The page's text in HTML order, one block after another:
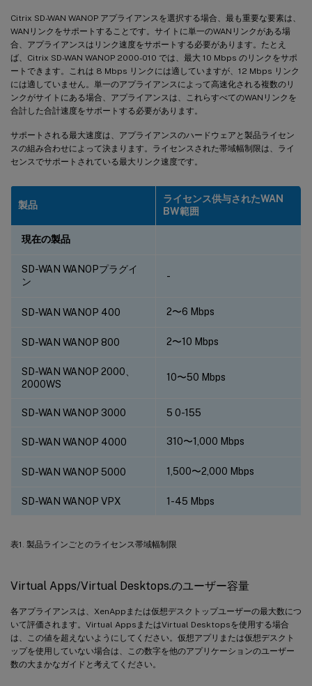
Citrix SD-WAN WANOP アプライアンスを選択する場合、最も重要な要素は、
WANリンクをサポートすることです。サイトに単一のWANリンクがある場
合、アプライアンスはリンク速度をサポートする必要があります。たとえ
ば、Citrix SD-WAN WANOP 2000-010 では、最大 10 Mbps のリンクをサポ
ートできます。これは 8 Mbps リンクには適していますが、12 Mbps リンク
には適していません。単一のアプライアンスによって高速化される複数のリ
ンクがサイトにある場合、アプライアンスは、これらすべてのWANリンクを
合計した合計速度をサポートする必要があります。
サポートされる最大速度は、アプライアンスのハードウェアと製品ライセン
スの組み合わせによって決まります。ライセンスされた帯域幅制限は、ライ
センスでサポートされている最大リンク速度です。
製品
ライセンス供与されたWAN
BW範囲
現在の製品
SD-WAN WANOPプラグイ
ン
-
SD-WAN WANOP 400 2〜6 Mbps
SD-WAN WANOP 800 2〜10 Mbps
SD-WAN WANOP 2000、
2000WS
10〜50 Mbps
SD-WAN WANOP 3000 5 0-155
SD-WAN WANOP 4000 310〜1,000 Mbps
SD-WAN WANOP 5000 1,500〜2,000 Mbps
SD-WAN WANOP VPX 1-45 Mbps
表1. 製品ラインごとのライセンス帯域幅制限
Virtual Apps/Virtual Desktops.のユーザー容量
各アプライアンスは、XenAppまたは仮想デスクトップユーザーの最大数につ
いて評価されます。Virtual AppsまたはVirtual Desktopsを使用する場合
は、この値を超えないようにしてください。仮想アプリまたは仮想デスクト
ップを使用していない場合は、この数字を他のアプリケーションのユーザー
数の大まかなガイドと考えてください。